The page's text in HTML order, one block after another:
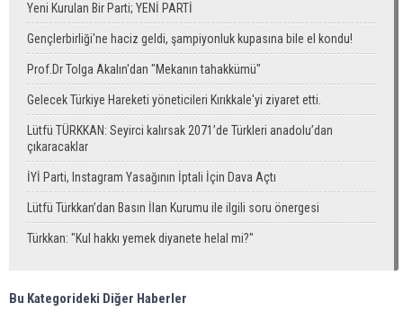
Yeni Kurulan Bir Parti; YENİ PARTİ
Gençlerbirliği'ne haciz geldi, şampiyonluk kupasına bile el kondu!
Prof.Dr Tolga Akalın'dan "Mekanın tahakkümü"
Gelecek Türkiye Hareketi yöneticileri Kırıkkale'yi ziyaret etti.
Lütfü TÜRKKAN: Seyirci kalırsak 2071’de Türkleri anadolu’dan
çıkaracaklar
İYİ Parti, Instagram Yasağının İptali İçin Dava Açtı
Lütfü Türkkan’dan Basın İlan Kurumu ile ilgili soru önergesi
Türkkan: "Kul hakkı yemek diyanete helal mi?"
Bu Kategorideki Diğer Haberler